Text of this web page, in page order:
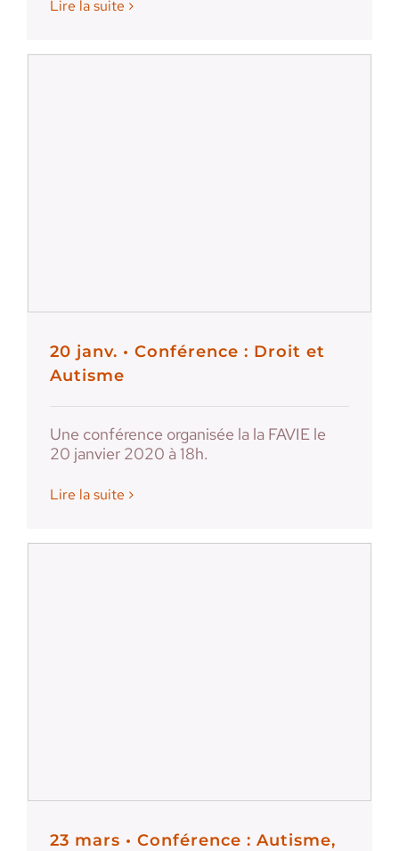
Lire la suite
20 janv. • Conférence : Droit et
Autisme
Une conférence organisée la la FAVIE le
20 janvier 2020 à 18h.
Lire la suite
23 mars • Conférence : Autisme,